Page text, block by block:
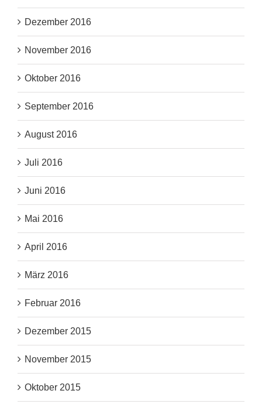
Dezember 2016
November 2016
Oktober 2016
September 2016
August 2016
Juli 2016
Juni 2016
Mai 2016
April 2016
März 2016
Februar 2016
Dezember 2015
November 2015
Oktober 2015